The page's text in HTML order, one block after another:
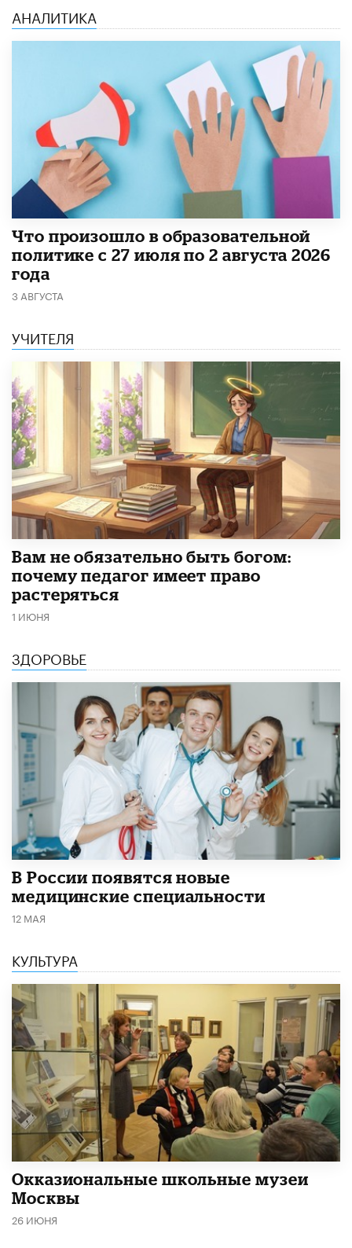
АНАЛИТИКА
​Что произошло в образовательной
политике с 27 июля по 2 августа 2026
года
3 АВГУСТА
УЧИТЕЛЯ
​Вам не обязательно быть богом:
почему педагог имеет право
растеряться
1 ИЮНЯ
ЗДОРОВЬЕ
В России появятся новые
медицинские специальности
12 МАЯ
КУЛЬТУРА
​Окказиональные школьные музеи
Москвы
26 ИЮНЯ